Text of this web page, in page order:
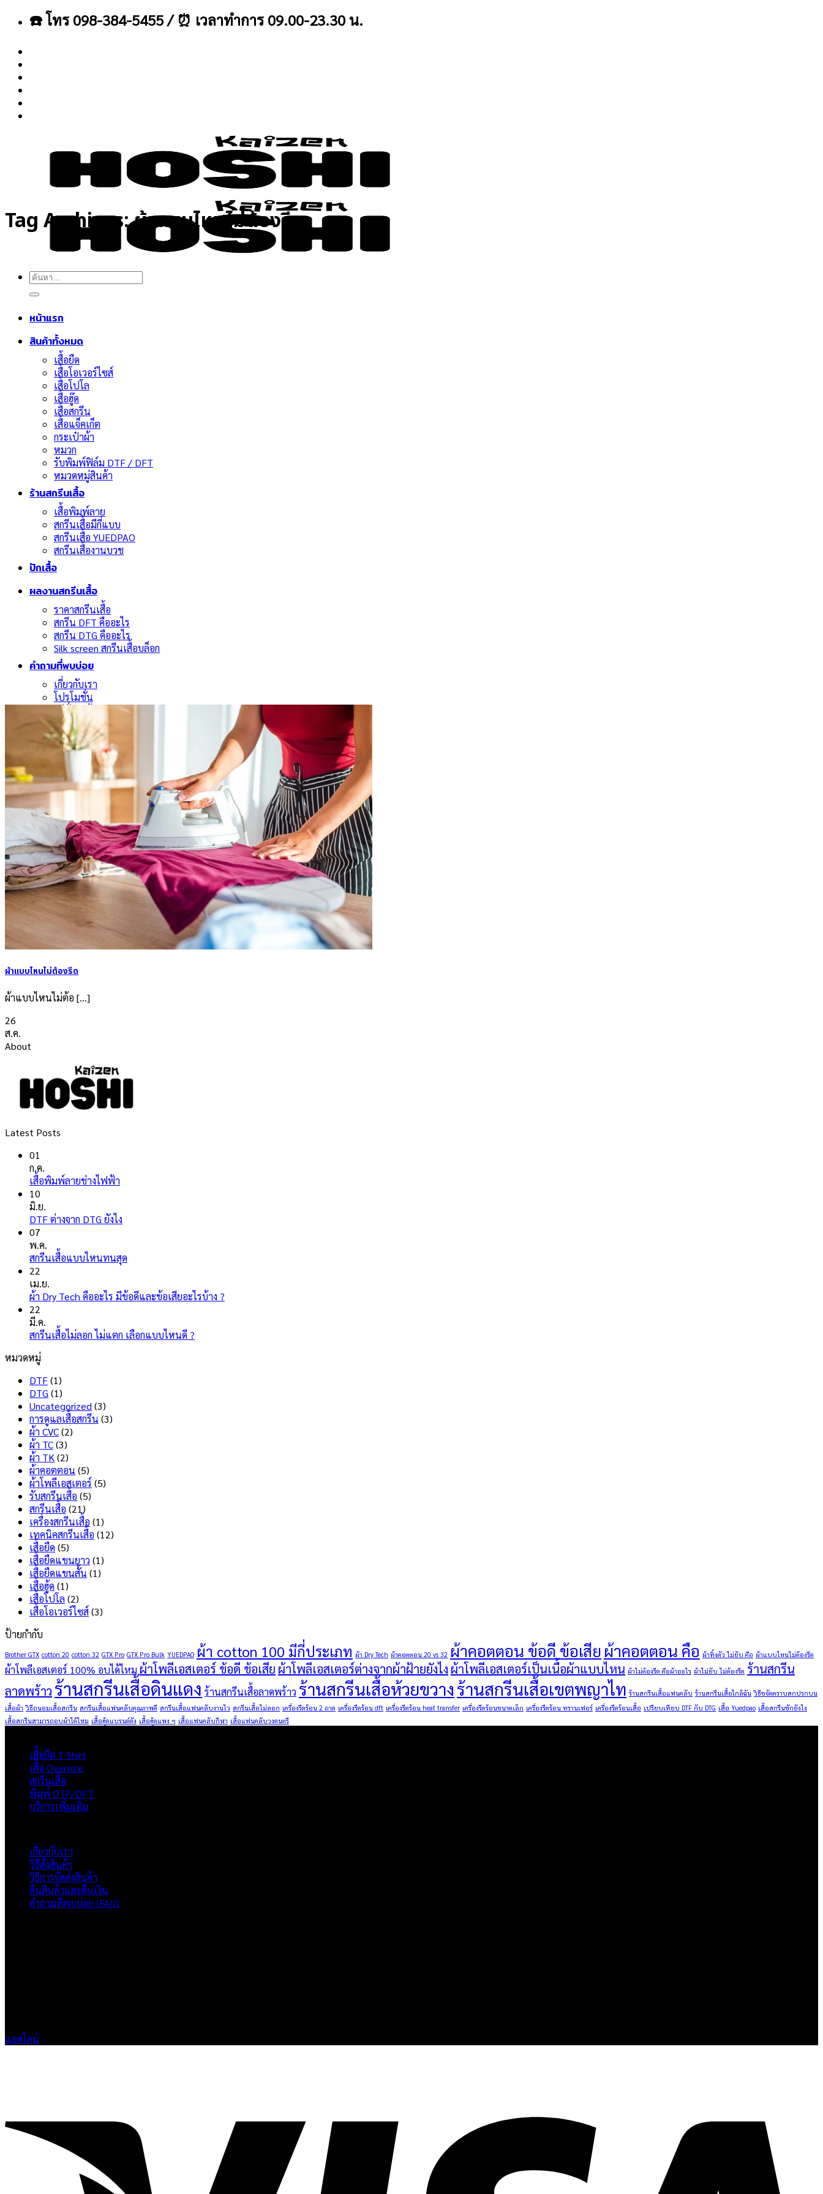
เนื้อหา
☎️ โทร 098-384-5455 / ⏰ เวลาทำการ 09.00-23.30 น.
ค้นหา:
หน้าแรก
สินค้าทั้งหมด
เสื้อยืด
เสื้อโอเวอร์ไซส์
เสื้อโปโล
เสื้อฮู๊ด
เสื้อสกรีน
เสื้อแจ็คเก็ต
กระเป๋าผ้า
หมวก
รับพิมพ์ฟิล์ม DTF / DFT
หมวดหมู่สินค้า
ร้านสกรีนเสื้อ
เสื้อพิมพ์ลาย
สกรีนเสื้อมีกี่แบบ
สกรีนเสื้อ YUEDPAO
สกรีนเสื้องานบวช
ปักเสื้อ
ผลงานสกรีนเสื้อ
ราคาสกรีนเสื้อ
สกรีน DFT คืออะไร
สกรีน DTG คืออะไร
Silk screen สกรีนเสื้อบล็อก
คำถามที่พบบ่อย
เกี่ยวกับเรา
โปรโมชั่น
วิธีสั่งสินค้า
วิธีการจัดส่งสินค้า
นโยบายคืนสินค้าและคืนเงิน
ข้อตกลงและเงื่อนไข
นโยบายความเป็นส่วนตัว
นโยบายการใช้คุกกี้
สาระน่ารู้
ติดต่อเรา
สั่งสกรีนเสื้อ
Tag Archives:ผ้าแบบไหนไม่ต้องรีด
ผ้าแบบไหนไม่ต้องรีด
ผ้าแบบไหนไม่ต้อ [...]
26
ส.ค.
About
Latest Posts
01
ก.ค.
เสื้อพิมพ์ลายช่างไฟฟ้า
บน
ลาย
ช่างไฟ
10
มิ.ย.
DTF ต่างจาก DTG ยังไง
บน
จาก
ไง
07
พ.ค.
สกรีนเสื้อแบบไหนทนสุด
บน
แบบ
22
เม.ย.
ผ้า Dry Tech คืออะไร มีข้อดีและข้อเสียอะไรบ้าง ?
22
มี.ค.
สกรีนเสื้อไม่ลอก ไม่แตก เลือกแบบไหนดี ?
หมวดหมู่
DTF(1)
DTG (1)
Uncategorized (3)
การดูแลเสื้อสกรีน (3)
ผ้า CVC(2)
ผ้า TC(3)
ผ้า TK (2)
ผ้าคอตตอน (5)
ผ้าโพลีเอสเตอร์ (5)
รับสกรีนเสื้อ (5)
สกรีนเสื้อ (21)
เครื่องสกรีนเสื้อ (1)
เทคนิคสกรีนเสื้อ (12)
เสื้อยืด (5)
เสื้อยืดแขนยาว (1)
เสื้อยืดแขนสั้น (1)
เสื้อฮู้ด (1)
เสื้อโปโล (2)
เสื้อโอเวอร์ไซส์(3)
ป้ายกำกับ
Brother GTX cotton 20 cotton 32 GTX Pro GTX Pro Bulk YUEDPAO ผ้า cotton 100 มีกี่ประเภท ผ้า Dry Tech ผ้าคอตตอน 20 vs 32 ผ้าคอตตอน ข้อดี ข้อเสีย ผ้าคอตตอน คือ ผ้าทิ้งตัว ไม่ยับ คือ ผ้าแบบไหนไม่ต้องรีด
ผ้าโพลีเอสเตอร์ 100% อบได้ไหม ผ้าโพลีเอสเตอร์ ข้อดี ข้อเสีย ผ้าโพลีเอสเตอร์ต่างจากผ้าฝ้ายยังไง ผ้าโพลีเอสเตอร์เป็นเนื้อผ้าแบบไหน ผ้าไม่ต้องรีด คือผ้าอะไร ผ้าไม่ยับ ไม่ต้องรีด ร้านสกรีน
ลาดพร้าว ร้านสกรีนเสื้อดินแดง ร้านสกรีนเสื้อลาดพร้าว ร้านสกรีนเสื้อห้วยขวางร้านสกรีนเสื้อเขตพญาไท ร้านสกรีนเสื้อแฟนคลับ ร้านสกรีนเสื้อใกล้ฉัน วิธีขจัดคราบสกปรกบน
เสื้อผ้า วิธีถนอมเสื้อสกรีน สกรีนเสื้อแฟนคลับคุณภาพดี สกรีนเสื้อแฟนคลับงานไว สกรีนเสื้อไม่ลอก เครื่องรีดร้อน 2 ถาด เครื่องรีดร้อน dft เครื่องรีดร้อน heat transfer เครื่องรีดร้อนขนาดเล็ก เครื่องรีดร้อน ทรานเฟอร์ เครื่องรีดร้อนเสื้อ เปรียบเทียบ DTF กับ DTG เสื้อ Yuedpao เสื้อสกรีนซักยังไง
เสื้อสกรีนสามารถอบผ้าได้ไหม เสื้อฮู้ดแบรนด์ดัง เสื้อฮู้ดแพง ๆ เสื้อแฟนคลับกีฬา เสื้อแฟนคลับวงดนตรี
เสื้อยืด T-Shirt
เสื้อ Oversize
สกรีนเสื้อ
พิมพ์ DTF/DFT
บริการเพิ่มเติม
เกี่ยวกับเรา
วิธีสั่งสินค้า
วิธีการจัดส่งสินค้า
คืนสินค้าและคืนเงิน
คำถามที่พบบ่อย (FAQ)
แอดไลน์